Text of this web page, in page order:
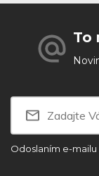
To
Odoslaním e-mailu